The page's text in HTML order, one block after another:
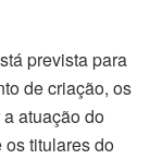
prevista para
de criação, os
atuação do
os titulares do